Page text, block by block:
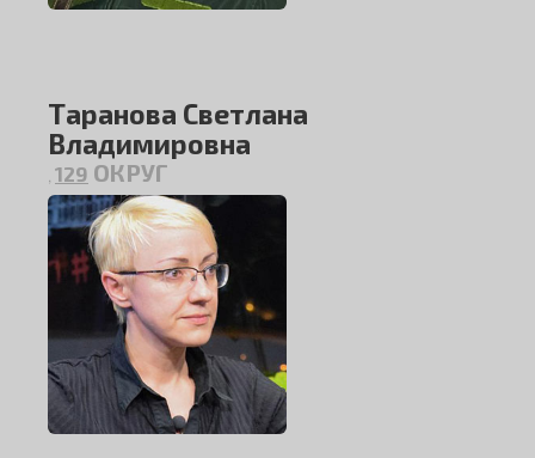
Таранова Светлана
Владимировна
129 ОКРУГ